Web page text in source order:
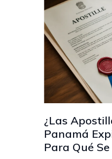
¿Las
Panamá
Para Qué